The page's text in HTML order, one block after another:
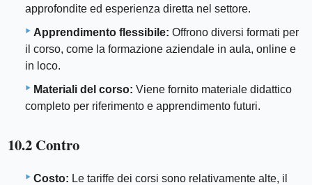
approfondite ed esperienza diretta nel settore.
Apprendimento flessibile: Offrono diversi formati per
il corso, come la formazione aziendale in aula, online e
in loco.
Materiali del corso: Viene fornito materiale didattico
completo per riferimento e apprendimento futuri.
10.2 Contro
Costo: Le tariffe dei corsi sono relativamente alte, il